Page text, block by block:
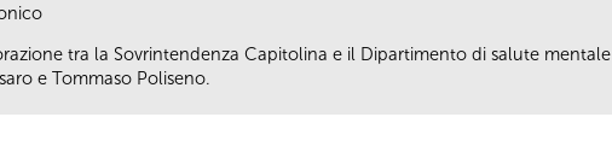
tra la Sovrintendenza Capitolina e il Dipartimento di salute mentale
e Tommaso Poliseno.